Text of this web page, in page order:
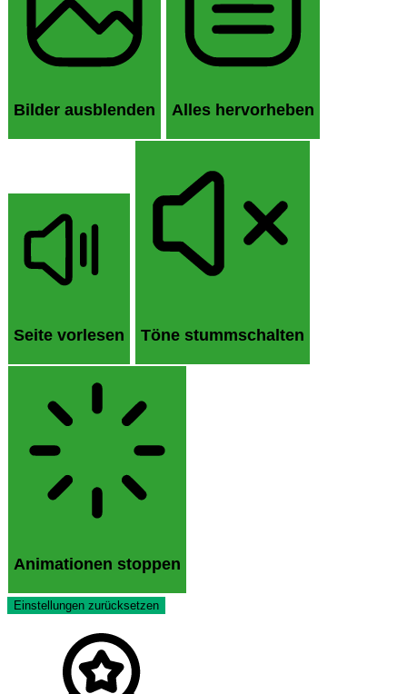
Bilder ausblenden Alles hervorheben
Seite vorlesen Töne stummschalten
Animationen stoppen
Einstellungen zurücksetzen